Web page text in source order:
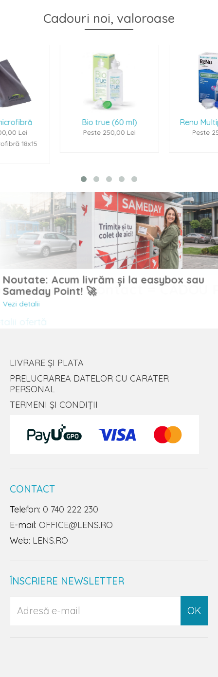
Cadouri noi, valoroase
Bio true (60 ml)
Peste 250,00 Lei
Renu Multiplus (60ml)
Peste 250,00 Lei
lentile de contact = CADOU
ofertă
Noutate: Acum livrăm și la easybox sau
Sameday Point! 🚀
Vezi detalii
LIVRARE ȘI PLATA
PRELUCRAREA DATELOR CU CARATER
PERSONAL
TERMENI ȘI CONDIȚII
CONTACT
Telefon: 0 740 222 230
E-mail: OFFICE@LENS.RO
Web: LENS.RO
ÎNSCRIERE NEWSLETTER
OK